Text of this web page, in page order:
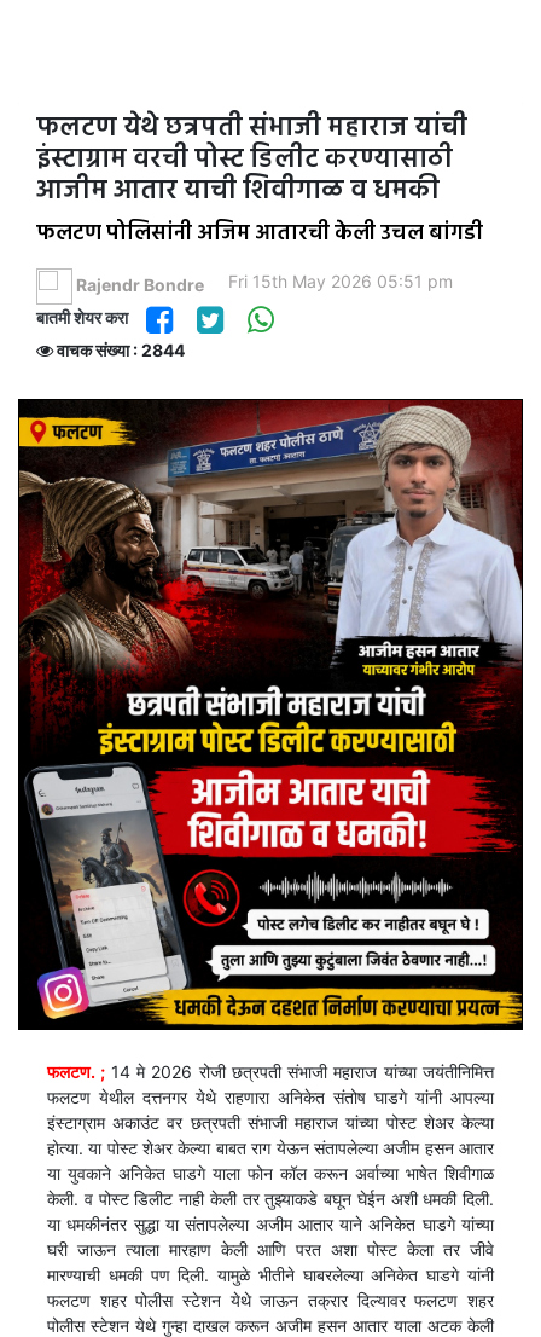
फलटण येथे छत्रपती संभाजी महाराज यांची
इंस्टाग्राम वरची पोस्ट डिलीट करण्यासाठी
आजीम आतार याची शिवीगाळ व धमकी
फलटण पोलिसांनी अजिम आतारची केली उचल बांगडी
Rajendr Bondre
Fri 15th May 2026 05:51 pm
बातमी शेयर करा
वाचक संख्या : 2844
फलटण. ; 14 मे 2026 रोजी छत्रपती संभाजी महाराज यांच्या जयंतीनिमित्त
फलटण येथील दत्तनगर येथे राहणारा अनिकेत संतोष घाडगे यांनी आपल्या
इंस्टाग्राम अकाउंट वर छत्रपती संभाजी महाराज यांच्या पोस्ट शेअर केल्या
होत्या. या पोस्ट शेअर केल्या बाबत राग येऊन संतापलेल्या अजीम हसन आतार
या युवकाने अनिकेत घाडगे याला फोन कॉल करून अर्वाच्या भाषेत शिवीगाळ
केली. व पोस्ट डिलीट नाही केली तर तुझ्याकडे बघून घेईन अशी धमकी दिली.
या धमकीनंतर सुद्धा या संतापलेल्या अजीम आतार याने अनिकेत घाडगे यांच्या
घरी जाऊन त्याला मारहाण केली आणि परत अशा पोस्ट केला तर जीवे
मारण्याची धमकी पण दिली. यामुळे भीतीने घाबरलेल्या अनिकेत घाडगे यांनी
फलटण शहर पोलीस स्टेशन येथे जाऊन तक्रार दिल्यावर फलटण शहर
पोलीस स्टेशन येथे गुन्हा दाखल करून अजीम हसन आतार याला अटक केली